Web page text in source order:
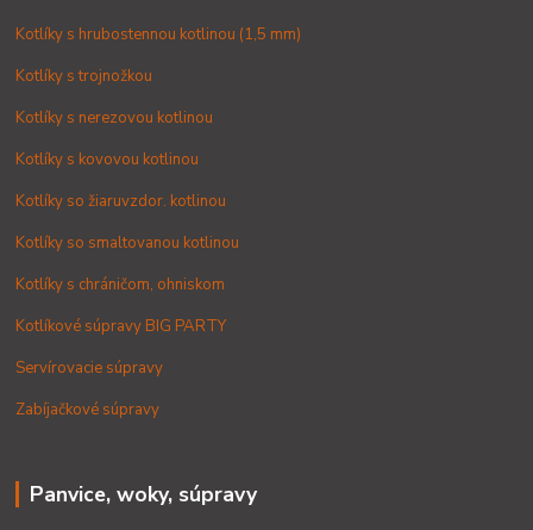
Kotlíky s hrubostennou kotlinou (1,5 mm)
Kotlíky s trojnožkou
Kotlíky s nerezovou kotlinou
Kotlíky s kovovou kotlinou
Kotlíky so žiaruvzdor. kotlinou
Kotlíky so smaltovanou kotlinou
Kotlíky s chráničom, ohniskom
Kotlíkové súpravy BIG PARTY
Servírovacie súpravy
Zabíjačkové súpravy
Panvice, woky, súpravy